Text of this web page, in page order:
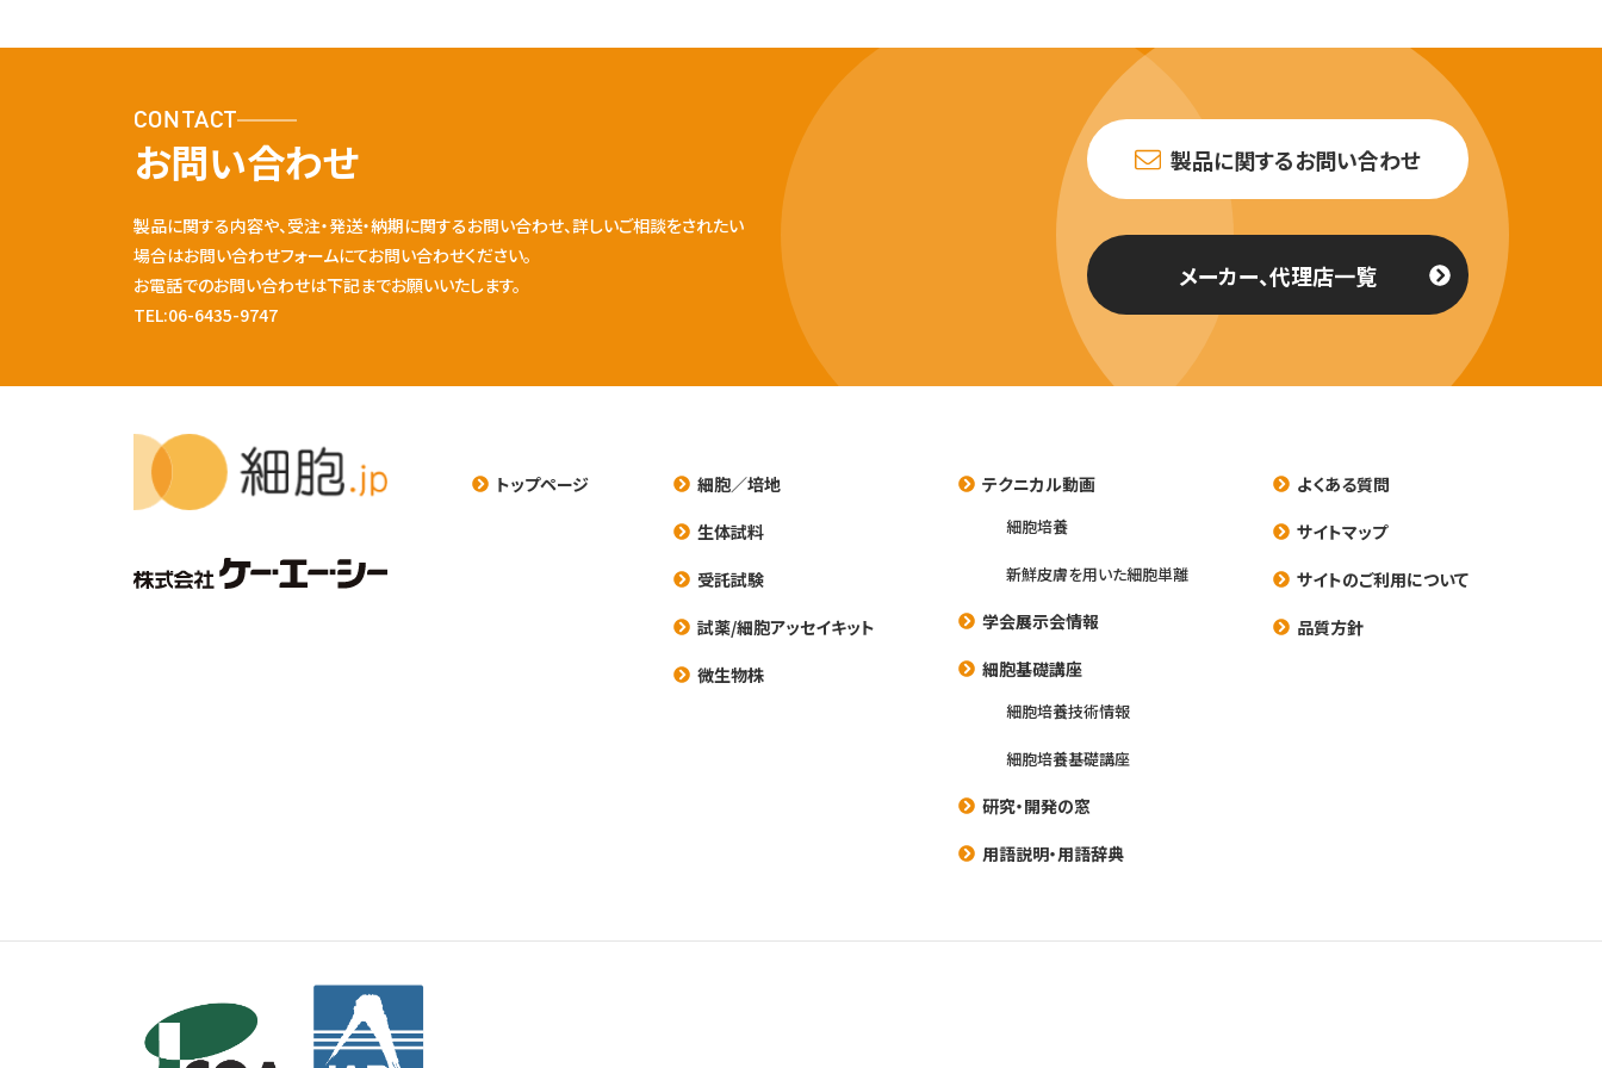
CONTACT
お問い合わせ
製品に関する内容や、受注・発送・納期に関するお問い合わせ、詳しいご相談をされたい
場合はお問い合わせフォームにてお問い合わせください。
お電話でのお問い合わせは下記までお願いいたします。
TEL:06-6435-9747
製品に関するお問い合わせ
メーカー、代理店一覧
トップページ
細胞／培地
生体試料
受託試験
試薬/細胞アッセイキット
微生物株
テクニカル動画
細胞培養
新鮮皮膚を用いた細胞単離
学会展示会情報
細胞基礎講座
細胞培養技術情報
細胞培養基礎講座
研究・開発の窓
用語説明・用語辞典
よくある質問
サイトマップ
サイトのご利用について
品質方針